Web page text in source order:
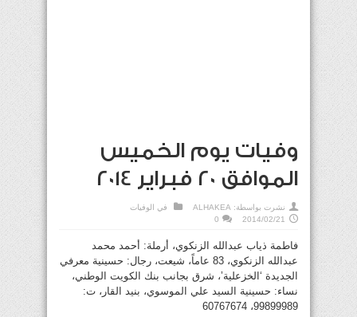
وفيات يوم الخميس
الموافق 20 فبراير 2014
نشرت بواسطة: ALHAKEA في الوفيات
2014/02/21
0
فاطمة ذياب عبدالله الزنكوي، أرملة: أحمد محمد
عبدالله الزنكوي، 83 عاماً، شيعت، رجال: حسينية معرفي
الجديدة ‘الخزعلية’، شرق بجانب بنك الكويت الوطني،
نساء: حسينية السيد علي الموسوي، بنيد القار، ت:
99899989، 60767674